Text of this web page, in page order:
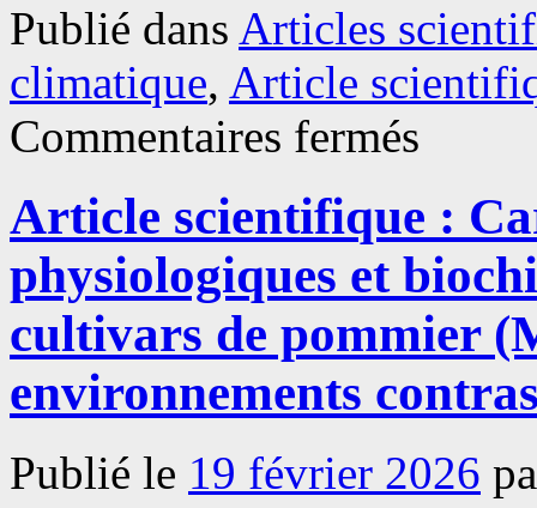
Publié dans Articles
climatique, Article
Commentaires fermés
Flexibilité
écologique
et
adaptation
climatique
du
grenadier
(Punica
granatum
L.)
au
:
une
Article scientifique :
physiologiques et
cultivars de pommier
environnements
Publié le 19 février 2026